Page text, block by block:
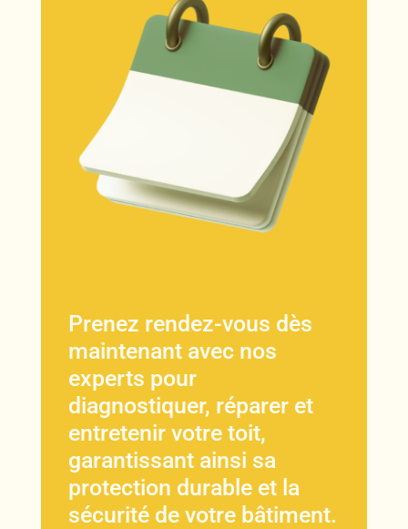
Prenez rendez-vous dès
maintenant avec nos
experts pour
diagnostiquer, réparer et
entretenir votre toit,
garantissant ainsi sa
protection durable et la
sécurité de votre bâtiment.